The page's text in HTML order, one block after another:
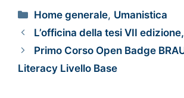
Home generale, Umanistica
L’officina della tesi VII
Primo Corso Open Badge
Literacy Livello Base